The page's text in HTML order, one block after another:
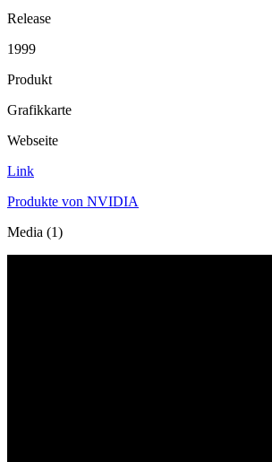
Release
1999
Produkt
Grafikkarte
Webseite
Link
Produkte von NVIDIA
Media (1)